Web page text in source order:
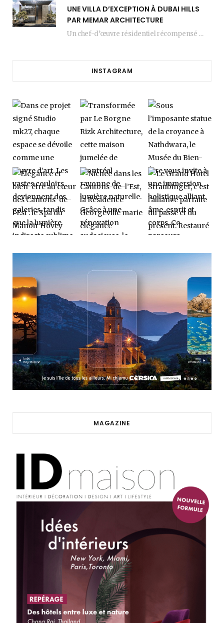
UNE VILLA D’EXCEPTION À DUBAI HILLS
PAR MEMAR ARCHITECTURE
Un chef-d’œuvre résidentiel récompensé MEMAR Architecture, agence renommée basée à Dubaï, présente aujourd’hui sa dernière…
INSTAGRAM
MAGAZINE